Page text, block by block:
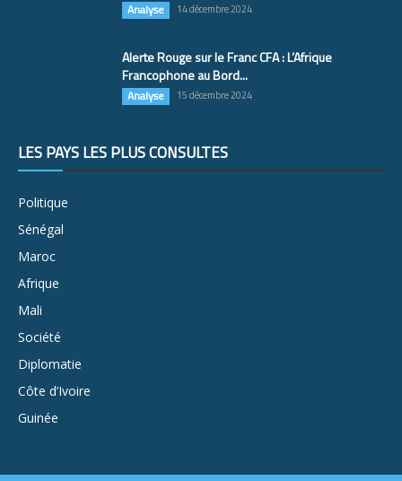
Analyse 14 décembre 2024
Alerte Rouge sur le Franc CFA : L’Afrique
Francophone au Bord...
Analyse 15 décembre 2024
LES PAYS LES PLUS CONSULTÉS
Politique
Sénégal
Maroc
Afrique
Mali
Société
Diplomatie
Côte d’Ivoire
Guinée